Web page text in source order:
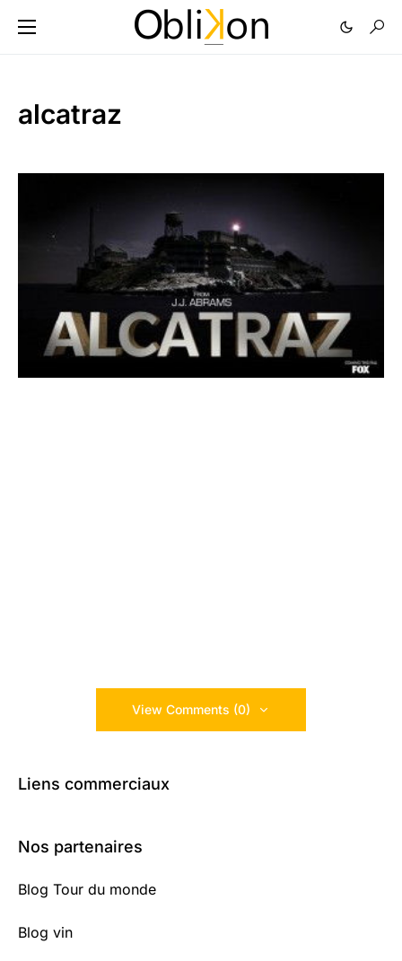
alcatraz
View Comments (0)
Liens commerciaux
Nos partenaires
Blog Tour du monde
Blog vin